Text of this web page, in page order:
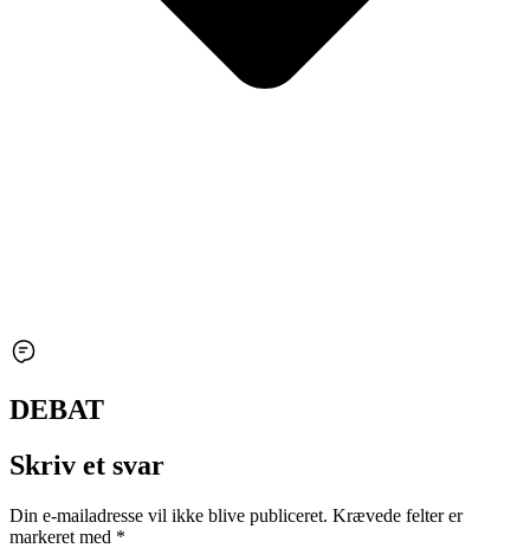
DEBAT
Skriv et svar
Din e-mailadresse vil ikke blive publiceret. Krævede felter er
markeret med *